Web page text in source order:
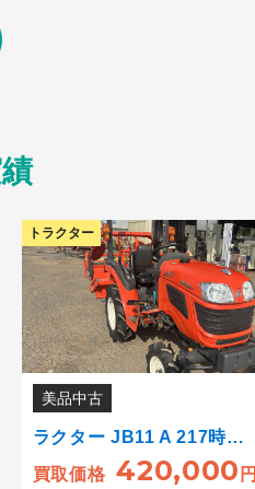
トラクター
美品中古
ラクター JB11 A 217時…
買取価格
420,000 円